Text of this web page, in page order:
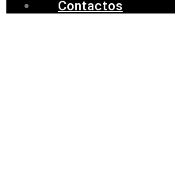
Contactos